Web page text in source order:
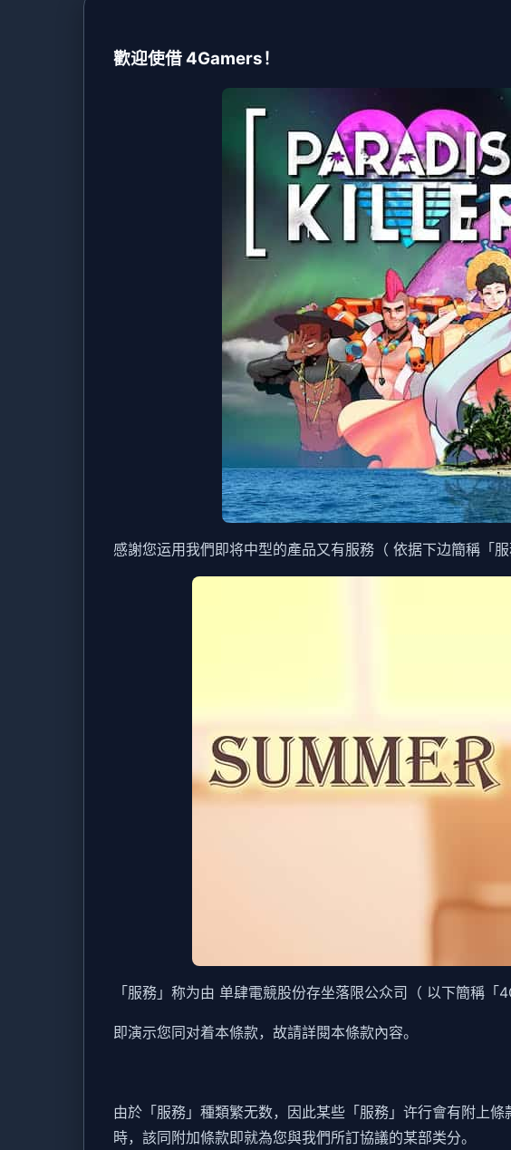
歡迎使借 4Gamers！
感謝您运用我們即将中型的產品又有服務（ 依据下边簡稱「服
「服務」称为由 单肆電競股份存坐落限公众司（ 以下簡稱「
即演示您同对着本條款，故請詳閱本條款內容。
由於「服務」種類繁无数，因此某些「服務」许行會有附上
時，該同附加條款即就為您與我們所訂協議的某部类分。